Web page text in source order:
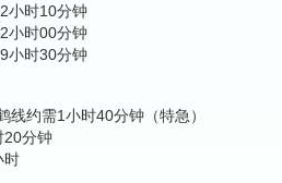
小时10分钟
小时00分钟
小时30分钟
约需1小时40分钟（特急）
20分钟
时